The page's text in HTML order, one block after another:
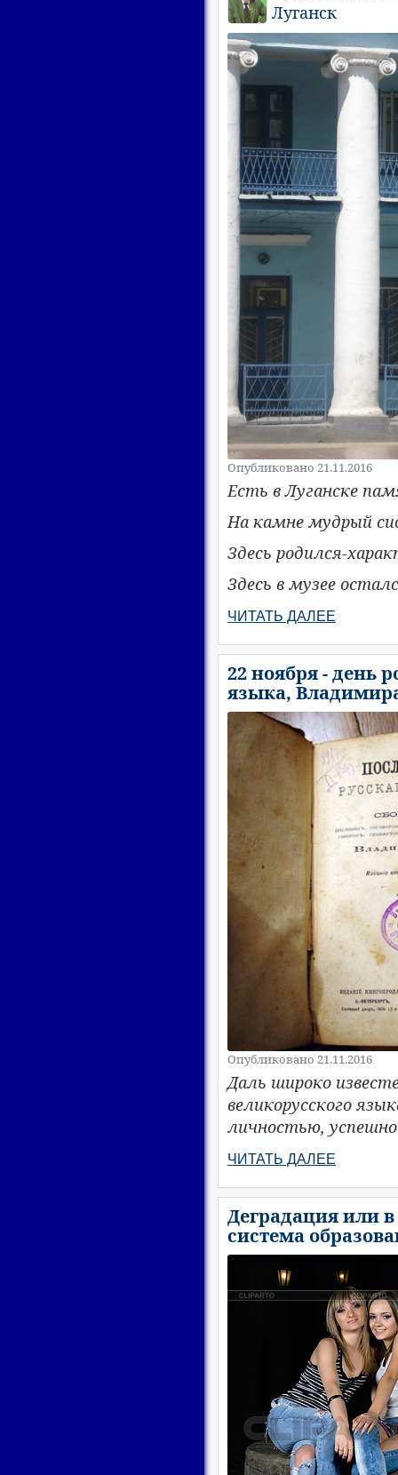
Луганск
Опубликовано 21.11.2016
Есть в Луганске
На камне мудрый
Здесь родился-
Здесь в музее
ЧИТАТЬ ДАЛЕЕ
22 ноября - день
языка,
Опубликовано 21.11.2016
Даль широко
великорусского
личностью,
ЧИТАТЬ ДАЛЕЕ
Деградация или
система